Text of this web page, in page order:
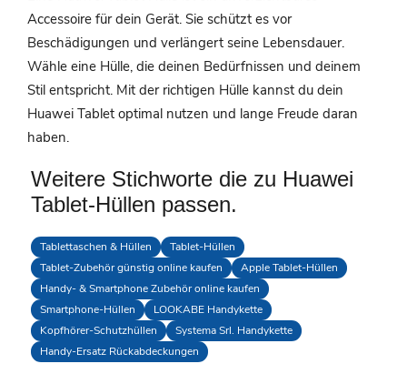
Accessoire für dein Gerät. Sie schützt es vor
Beschädigungen und verlängert seine Lebensdauer.
Wähle eine Hülle, die deinen Bedürfnissen und deinem
Stil entspricht. Mit der richtigen Hülle kannst du dein
Huawei Tablet optimal nutzen und lange Freude daran
haben.
Weitere Stichworte die zu Huawei
Tablet-Hüllen passen.
Tablettaschen & Hüllen
Tablet-Hüllen
Tablet-Zubehör günstig online kaufen
Apple Tablet-Hüllen
Handy- & Smartphone Zubehör online kaufen
Smartphone-Hüllen
LOOKABE Handykette
Kopfhörer-Schutzhüllen
Systema Srl. Handykette
Handy-Ersatz Rückabdeckungen